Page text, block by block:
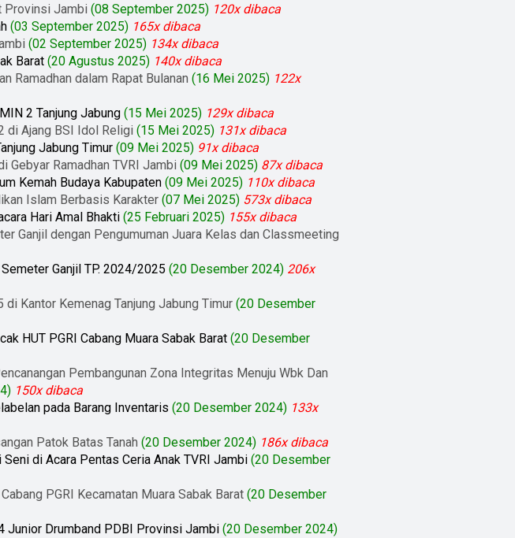
Provinsi Jambi (08 September 2025) 120x dibaca
(03 September 2025) 165x dibaca
(02 September 2025) 134x dibaca
Barat (20 Agustus 2025) 140x dibaca
Ramadhan dalam Rapat Bulanan (16 Mei 2025) 122x
2 Tanjung Jabung (15 Mei 2025) 129x dibaca
di Ajang BSI Idol Religi (15 Mei 2025) 131x dibaca
Jabung Timur (09 Mei 2025) 91x dibaca
Gebyar Ramadhan TVRI Jambi (09 Mei 2025) 87x dibaca
Kemah Budaya Kabupaten (09 Mei 2025) 110x dibaca
Islam Berbasis Karakter (07 Mei 2025) 573x dibaca
Hari Amal Bhakti (25 Februari 2025) 155x dibaca
Ganjil dengan Pengumuman Juara Kelas dan Classmeeting
Ganjil TP. 2024/2025 (20 Desember 2024) 206x
Kantor Kemenag Tanjung Jabung Timur (20 Desember
HUT PGRI Cabang Muara Sabak Barat (20 Desember
Pembangunan Zona Integritas Menuju Wbk Dan
150x dibaca
pada Barang Inventaris (20 Desember 2024) 133x
Patok Batas Tanah (20 Desember 2024) 186x dibaca
di Acara Pentas Ceria Anak TVRI Jambi (20 Desember
PGRI Kecamatan Muara Sabak Barat (20 Desember
Junior Drumband PDBI Provinsi Jambi (20 Desember 2024)